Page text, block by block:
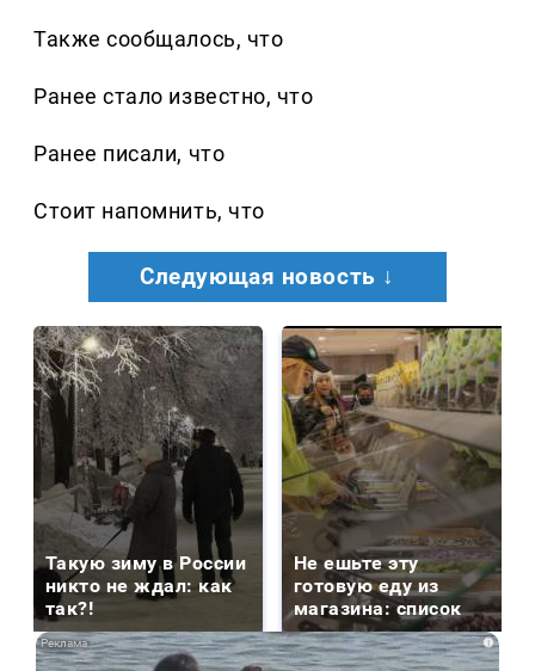
Также сообщалось, что
Ранее стало известно, что
Ранее писали, что
Стоит напомнить, что
Следующая новость ↓
Такую зиму в России
никто не ждал: как
так?!
Не ешьте эту
готовую еду из
магазина: список
i